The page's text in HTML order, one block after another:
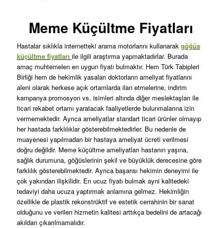
Meme Küçültme Fiyatları
Hastalar sıklıkla internetteki arama motorlarını kullanarak göğüs
küçültme fiyatları ile ilgili araştırma yapmaktadırlar. Burada
amaç muhtemelen en uygun fiyatı bulmaktır. Hem Türk Tabipleri
Birliği hem de hekimlik yasaları doktorların ameliyat fiyatlarını
aleni olarak herkese açık ortamlarda ilan etmelerine, indirim
kampanya promosyon vs. isimleri altında diğer meslektaşları ile
ticari rekabet ortamı yaratacak faaliyetlerde bulunmalarına izin
vermemektedir. Ayrıca ameliyatlar standart ticari ürünler olmayıp
her hastada farklılıklar gösterebilmektedirler. Bu nedenle de
muayenesi yapılmadan bir hastaya ameliyat ücreti verilmesi
doğru değildir. Meme küçültme ameliyatları hastanın yaşına,
sağlık durumuna, göğüslerinin şekil ve büyüklük derecesine göre
farklılık gösterebilmektedir. Ayrıca başarısı hekimin deneyimi ile
çok yakından ilişkilidir. En ucuz fiyatı bulmak ayni kalitedeki
tedaviyi daha ucuza yaptırmak anlamına gelmez. Hekimliğin
özellikle de plastik rekonstrüktif ve estetik cerrahinin bir sanat
olduğunu ve verilen hizmetin kalitesi arttıkça bedelini de artacağı
akıldan çıkarılmamalıdır.